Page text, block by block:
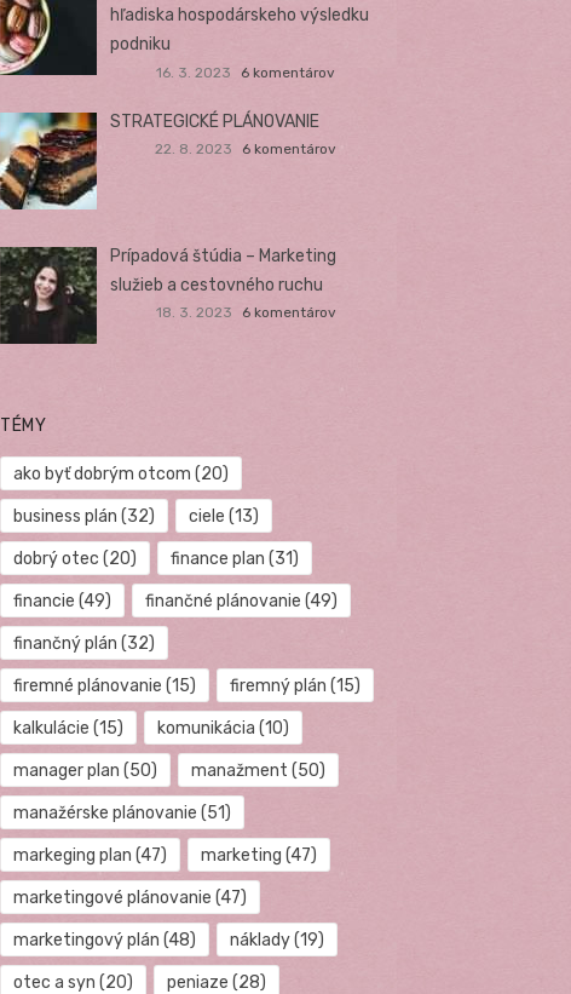
hľadiska hospodárskeho výsledku
podniku
16. 3. 2023 6 komentárov
STRATEGICKÉ PLÁNOVANIE
22. 8. 2023 6 komentárov
Prípadová štúdia – Marketing
služieb a cestovného ruchu
18. 3. 2023 6 komentárov
TÉMY
ako byť dobrým otcom (20)
business plán (32) ciele (13)
dobrý otec (20) finance plan (31)
financie (49) finančné plánovanie (49)
finančný plán (32)
firemné plánovanie (15) firemný plán (15)
kalkulácie (15) komunikácia (10)
manager plan (50) manažment (50)
manažérske plánovanie (51)
markeging plan (47) marketing (47)
marketingové plánovanie (47)
marketingový plán (48) náklady(19)
otec a syn (20) peniaze (28)